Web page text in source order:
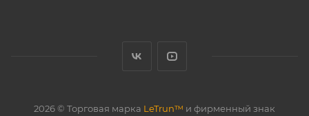
2026 © Торговая марка LeTrun™ и фирменный знак